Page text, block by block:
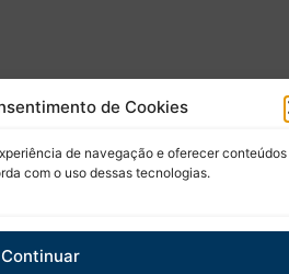
de Cookies
de navegação e oferecer conteúdos
com o uso dessas tecnologias.
Continuar
SOBRE
Desde
sobre o
Tudo o